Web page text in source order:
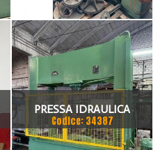
TON
PRESSA IDRAULICA
BIGNOZZI 160 TON
Codice: 34387